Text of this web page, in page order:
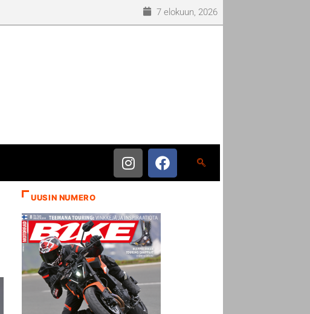
7 elokuun, 2026
UUSIN NUMERO